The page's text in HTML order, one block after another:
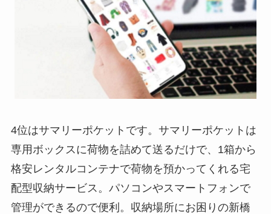
4位はサマリーポケットです。サマリーポケットは
専用ボックスに荷物を詰めて送るだけで、1箱から
格安レンタルコンテナで荷物を預かってくれる宅
配型収納サービス。パソコンやスマートフォンで
管理ができるので便利。収納場所にお困りの新橋